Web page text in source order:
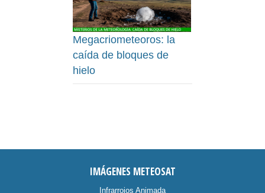
Megacriometeoros: la
caída de bloques de
hielo
IMÁGENES METEOSAT
Infrarrojos Animada